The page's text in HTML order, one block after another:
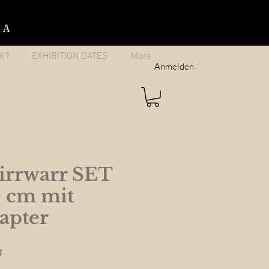
Anmelden
EXHIBITION DATES More
SET
cm mit
Sale